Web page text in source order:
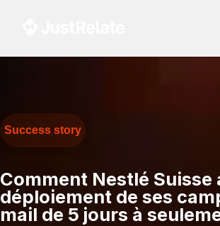
Success story
Comment Nestlé Suisse
déploiement de ses
mail de 5 jours à